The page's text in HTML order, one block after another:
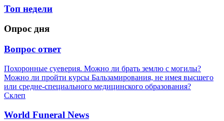
Топ недели
Опрос дня
Вопрос ответ
Похоронные суеверия. Можно ли брать землю с могилы?
Можно ли пройти курсы Бальзамирования, не имея высшего
или средне-специального медицинского образования?
Склеп
World Funeral News